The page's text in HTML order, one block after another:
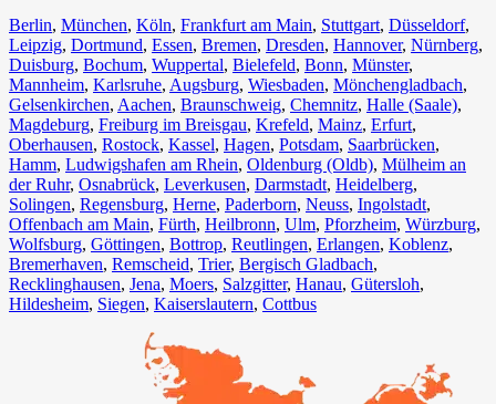
Berlin⁠, München, Köln⁠, Frankfurt am Main, Stuttgart, Düsseldorf,
Leipzig, Dortmund, Essen, Bremen, Dresden, Hannover, Nürnberg,
Duisburg⁠, Bochum, Wuppertal⁠, Bielefeld⁠, Bonn⁠, Münster⁠,
Mannheim, Karlsruhe, Augsburg, Wiesbaden⁠, Mönchengladbach⁠,
Gelsenkirchen⁠, Aachen⁠, Braunschweig, Chemnitz⁠, Halle (Saale)⁠,
Magdeburg, Freiburg im Breisgau⁠, Krefeld⁠, Mainz⁠, Erfurt,
Oberhausen⁠, Rostock⁠, Kassel⁠, Hagen, Potsdam, Saarbrücken⁠,
Hamm, Ludwigshafen am Rhein⁠, Oldenburg (Oldb), Mülheim an
der Ruhr, Osnabrück⁠, Leverkusen, Darmstadt⁠, Heidelberg,
Solingen, Regensburg, Herne⁠, Paderborn, Neuss, Ingolstadt,
Offenbach am Main, Fürth⁠, Heilbronn, Ulm⁠, Pforzheim, Würzburg,
Wolfsburg⁠, Göttingen, Bottrop, Reutlingen, Erlangen⁠, Koblenz,
Bremerhaven⁠, Remscheid, Trier⁠, Bergisch Gladbach,
Recklinghausen, Jena⁠, Moers⁠, Salzgitter⁠, Hanau, Gütersloh,
Hildesheim⁠, Siegen⁠, Kaiserslautern⁠, Cottbus⁠